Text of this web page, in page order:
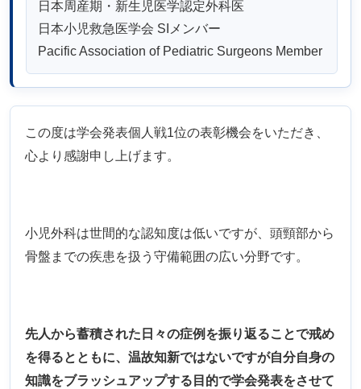
日本周産期・新生児医学認定外科医
日本小児救急医学会 SIメンバー
Pacific Association of Pediatric Surgeons Member
この度は学会発表個人戦1位の表彰機会をいただき、
心より感謝申し上げます。
小児外科は世間的な認知度は低いですが、頭頸部から
骨盤までの疾患を扱う守備範囲の広い分野です。
先人から蓄積された日々の症例を振り返ることで戒め
を得るとともに、温故知新ではないですが自分自身の
知識をブラッシュアップする目的で学会発表をさせて